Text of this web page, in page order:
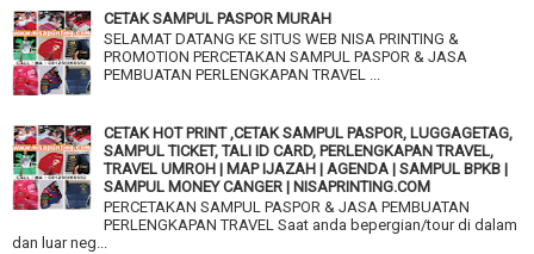
CETAK SAMPUL PASPOR MURAH
SELAMAT DATANG KE SITUS WEB NISA PRINTING &
PROMOTION PERCETAKAN SAMPUL PASPOR & JASA
PEMBUATAN PERLENGKAPAN TRAVEL ...
CETAK HOT PRINT ,CETAK SAMPUL PASPOR, LUGGAGETAG,
SAMPUL TICKET, TALI ID CARD, PERLENGKAPAN TRAVEL,
TRAVEL UMROH | MAP IJAZAH | AGENDA | SAMPUL BPKB |
SAMPUL MONEY CANGER | NISAPRINTING.COM
PERCETAKAN SAMPUL PASPOR & JASA PEMBUATAN
PERLENGKAPAN TRAVEL Saat anda bepergian/tour di dalam
dan luar neg...